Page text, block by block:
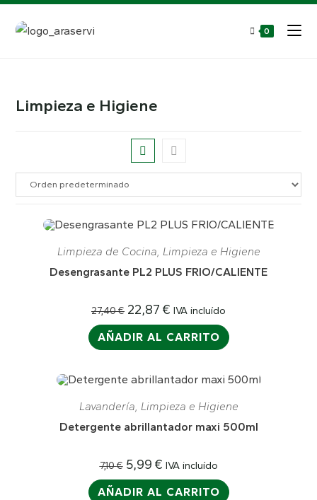
0
Limpieza e Higiene
Limpieza de Cocina, Limpieza e Higiene
Desengrasante PL2 PLUS FRIO/CALIENTE
27,40€ 22,87 € IVA incluído
AÑADIR AL CARRITO
Lavandería Limpieza e Higiene
Detergente abrillantador maxi 500ml
7,10€ 5,99 € IVA incluído
AÑADIR AL CARRITO